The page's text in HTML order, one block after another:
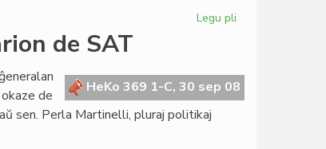
Legu pli
esperanton
de SAT
HeKo 369 1-C, 30 sep 08
de
sen. Perla Martinelli, pluraj politikaj